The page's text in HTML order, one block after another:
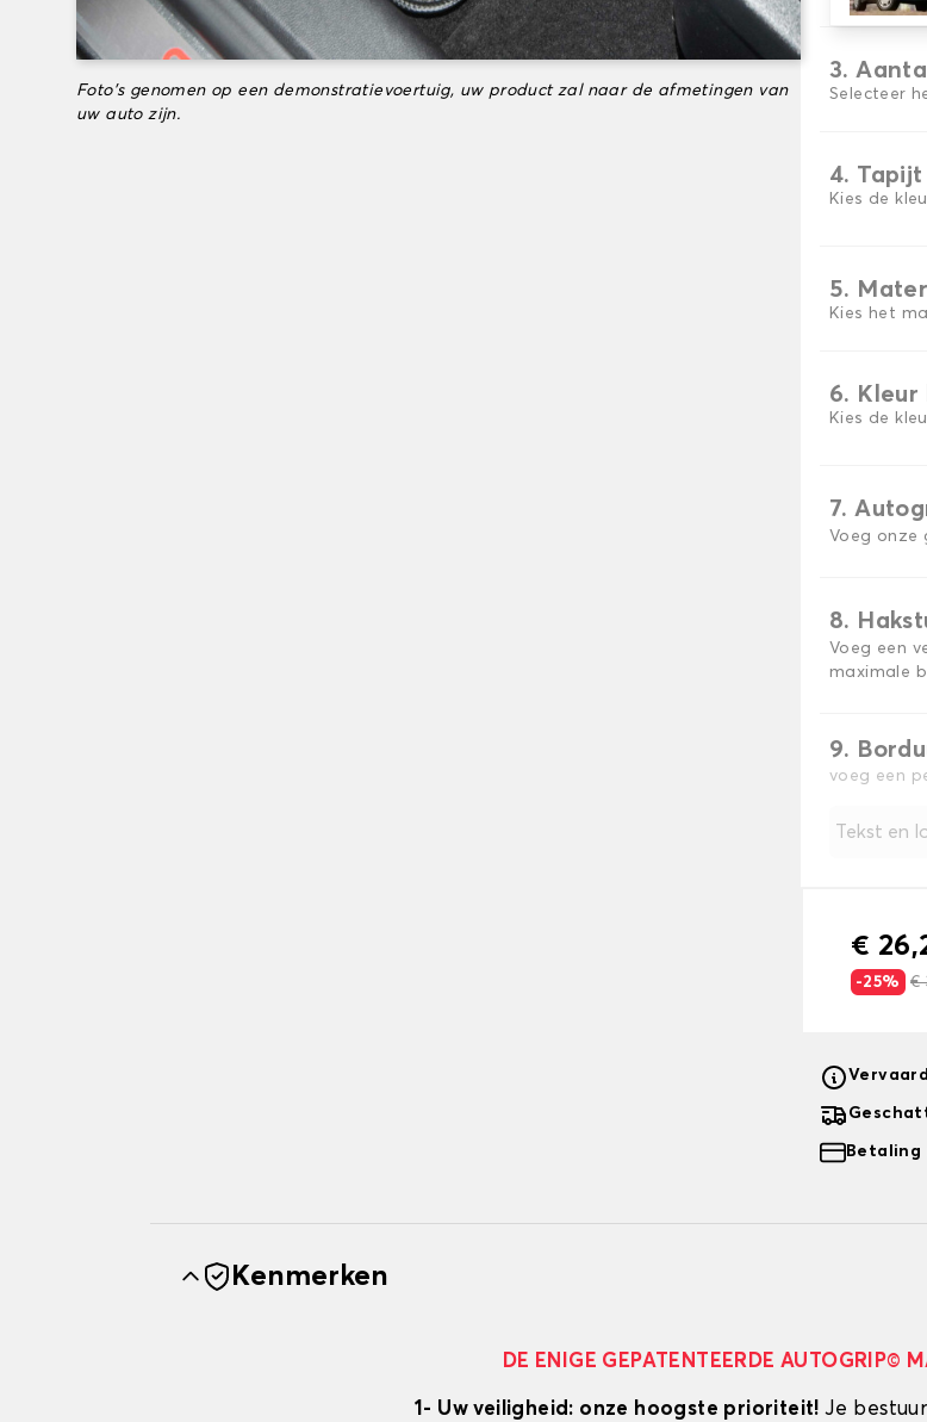
Foto's genomen op een demonstratievoertuig, uw product zal naar de afmetingen van
uw auto zijn.
3.
Selecteer
4.
Kies de
5.
Kies het
6. Kleur
Kies de
7.
Voeg
8.
Voeg een
maximale
9.
voeg een
Tekst en
€
-25% €
Betaling
Kenmerken
DE ENIGE GEPATENTEERDE AUTOGRIP©
1- Uw veiligheid: onze hoogste prioriteit!Je